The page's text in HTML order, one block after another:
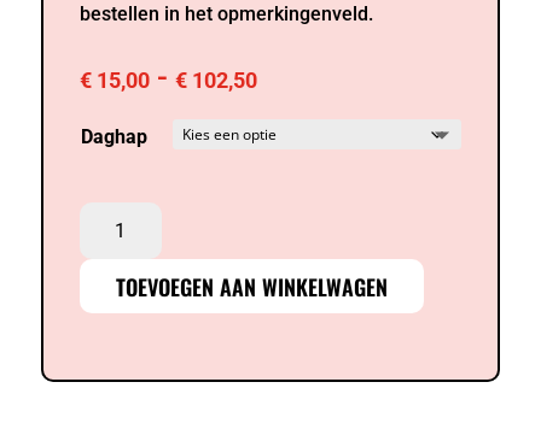
bestellen in het opmerkingenveld.
€15,00 - €102,50Prijsklasse:
tot
Daghap
quiz
aantal
TOEVOEGEN AAN WINKELWAGEN